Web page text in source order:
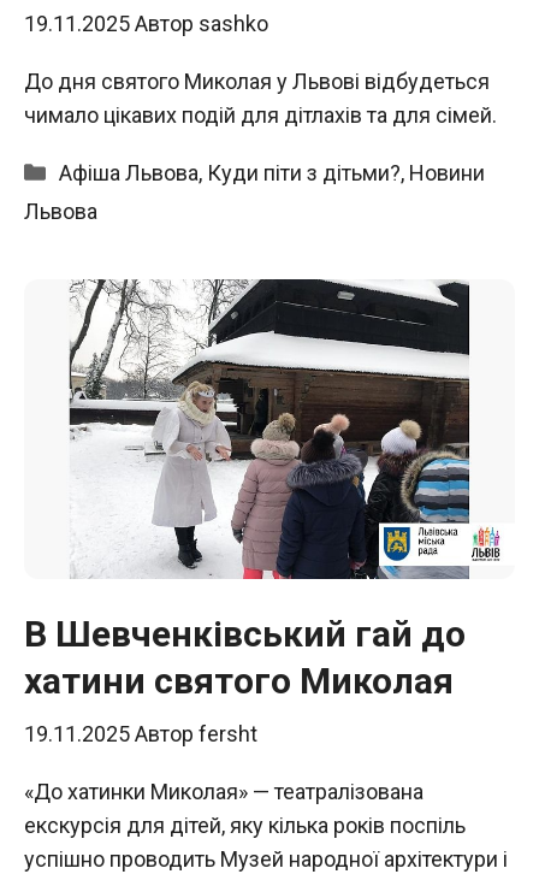
19.11.2025Автор sashko
До дня святого Миколая у Львові відбудеться
чимало цікавих подій для дітлахів та для сімей.
Категорії
Афіша Львова, Куди піти з дітьми?, Новини
Львова
В Шевченківський гай до
хатини святого Миколая
19.11.2025Автор fersht
«До хатинки Миколая» — театралізована
екскурсія для дітей, яку кілька років поспіль
успішно проводить Музей народної архітектури і